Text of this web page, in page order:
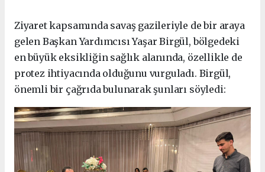
Ziyaret kapsamında savaş gazileriyle de bir araya
gelen Başkan Yardımcısı Yaşar Birgül, bölgedeki
en büyük eksikliğin sağlık alanında, özellikle de
protez ihtiyacında olduğunu vurguladı. Birgül,
önemli bir çağrıda bulunarak şunları söyledi: